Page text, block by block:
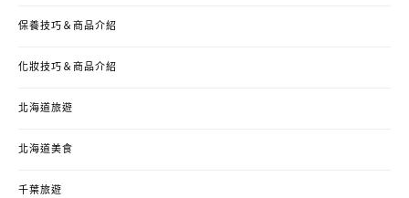
保養技巧＆商品介紹
化妝技巧＆商品介紹
北海道旅遊
北海道美食
千葉旅遊